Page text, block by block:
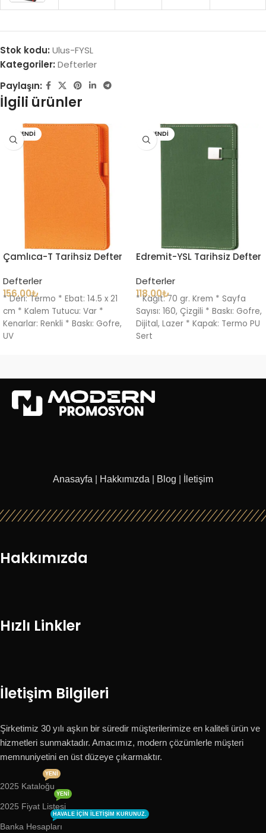
Stok kodu: Ulus-FYSL
Kategoriler: Defterler
Paylaşın:
İlgili ürünler
TÜKENDI
Çamlıca-T Tarihsiz Defter
Defterler
156.00₺
* Deri: Termo * Ebat: 14.5 x 21
cm * Kalem Tutucu: Var *
Kenarlar: Renkli * Baskı: Gofre,
UV
TÜKENDI
Edremit-YSL Tarihsiz Defter
Defterler
118.00₺
* Kağıt: 70 gr. Krem * Sayfa
Sayısı: 160, Çizgili * Baskı: Gofre,
Dijital, Lazer * Kapak: Termo PU
Sert
Anasayfa Hakkımızda Blog İletişim
Hakkımızda
Hızlı Linkler
İletişim Bilgileri
Şirketimiz 30 yılı aşkın bir süredir müşterilerimize en kaliteli ürün ve
hizmetleri sunmaktadır. Amacımız, modern çözümlerle müşteri
memnuniyetini en üst düzeye çıkarmaktır.
2025 Kataloğu
YENI
2025 Fiyat Listesi
YENI
Banka Hesapları
HAVALE IÇIN ILETIŞIM KURUNUZ.